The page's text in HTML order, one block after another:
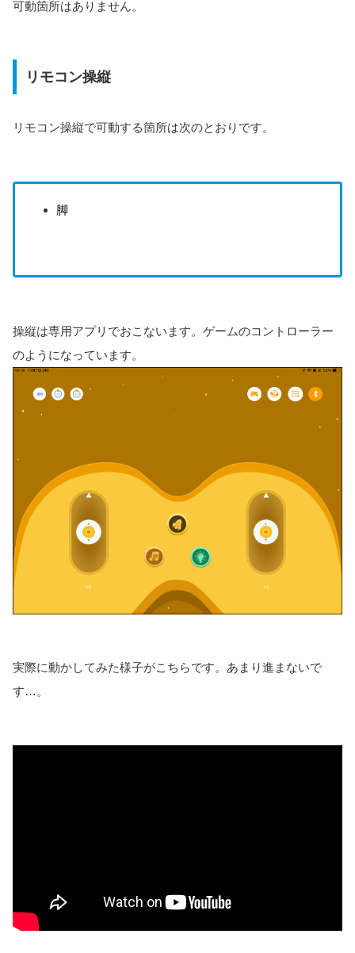
可動箇所はありません。
リモコン操縦
リモコン操縦で可動する箇所は次のとおりです。
脚
操縦は専用アプリでおこないます。ゲームのコントローラー
のようになっています。
実際に動かしてみた様子がこちらです。あまり進まないで
す…。